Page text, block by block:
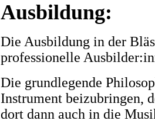
Ausbildung:
Die Ausbildung in der
professionelle
Die grundlegende
Instrument beizubringen,
dort dann auch in die